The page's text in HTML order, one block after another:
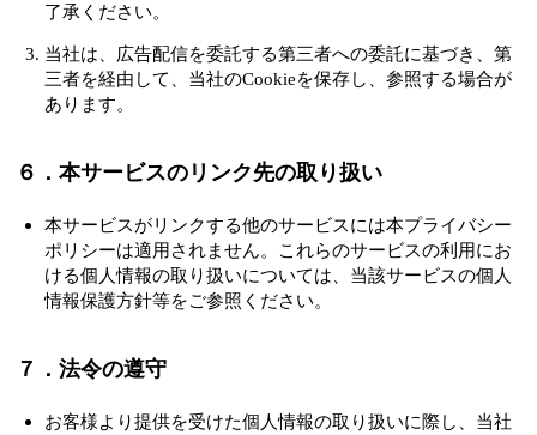
了承ください。
当社は、広告配信を委託する第三者への委託に基づき、第
三者を経由して、当社のCookieを保存し、参照する場合が
あります。
６．本サービスのリンク先の取り扱い
本サービスがリンクする他のサービスには本プライバシー
ポリシーは適用されません。これらのサービスの利用にお
ける個人情報の取り扱いについては、当該サービスの個人
情報保護方針等をご参照ください。
７．法令の遵守
お客様より提供を受けた個人情報の取り扱いに際し、当社